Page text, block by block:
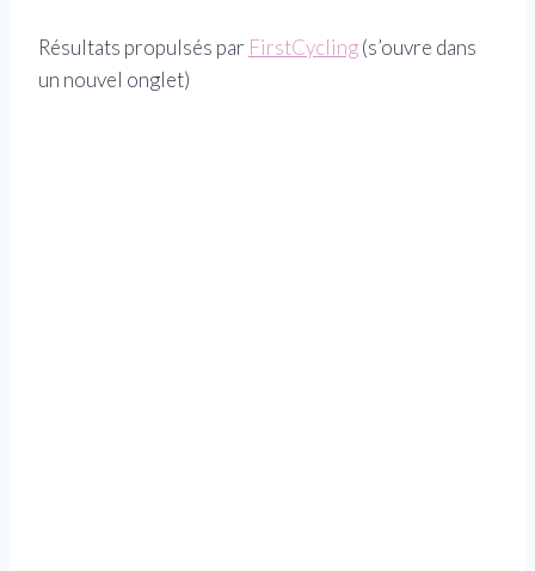
Résultats propulsés par FirstCycling(s’ouvre dans
un nouvel onglet)